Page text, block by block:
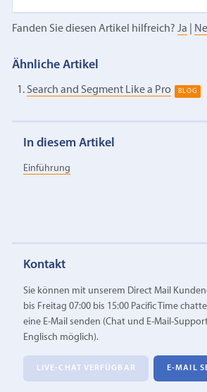
Fanden Sie diesen Artikel hilfreich? Ja
Ähnliche Artikel
Search and Segment Like a Pro BLOG
In diesem Artikel
Einführung
Kontakt
Sie können mit unserem Direct Mail
bis Freitag 07:00 bis 15:00 Pacific Time
eine E‑Mail senden (Chat und E-Mail-
Englisch möglich).
LIVE-CHAT VERFÜGBAR E‑MAIL